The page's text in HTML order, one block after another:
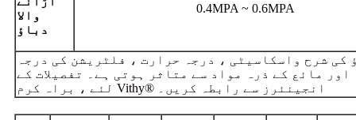
والا
دباؤ
0.4MPA ~ 0.6MPA
کی شرح واسکاسیٹی ، درجہ حرارت ، فلٹریشن کی درجہ
اور مائع کے ذرہ مواد سے متاثر ہوتی ہے۔ تفصیلات کے
لئے ، براہ کرم Vithy® انجینئرز سے رابطہ کریں۔